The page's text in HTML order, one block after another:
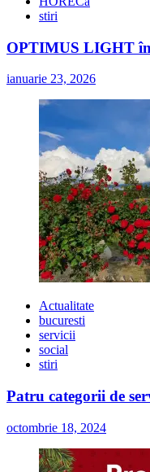
stiri
OPTIMUS LIGHT
ianuarie 23, 2026
Actualitate
bucuresti
servicii
social
stiri
Patru categorii de
octombrie 18, 2024